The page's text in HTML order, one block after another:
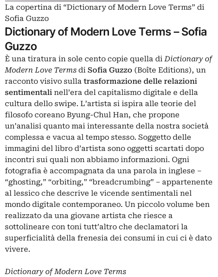
La copertina di “Dictionary of Modern Love Terms” di
Sofia Guzzo
Dictionary of Modern Love Terms–Sofia
Guzzo
È una tiratura in sole cento copie quella diDictionary of
Modern Love Terms di Sofia Guzzo (Boîte Editions), un
racconto visivo sulla trasformazione delle relazioni
sentimentali nell’era del capitalismo digitale e della
cultura dello swipe. L’artista si ispira alle teorie del
filosofo coreano Byung-Chul Han, che propone
un’analisi quanto mai interessante della nostra società
complessa e vacua al tempo stesso. Soggetto delle
immagini del libro d’artista sono oggetti scartati dopo
incontri sui quali non abbiamo informazioni. Ogni
fotografia è accompagnata da una parola in inglese –
“ghosting,” “orbiting,” “breadcrumbing” – appartenente
al lessico che descrive le vicende sentimentali nel
mondo digitale contemporaneo. Un piccolo volume ben
realizzato da una giovane artista che riesce a
sottolineare con toni tutt’altro che declamatori la
superficialità della frenesia dei consumi in cui ci è dato
vivere.
Dictionary of Modern Love Terms